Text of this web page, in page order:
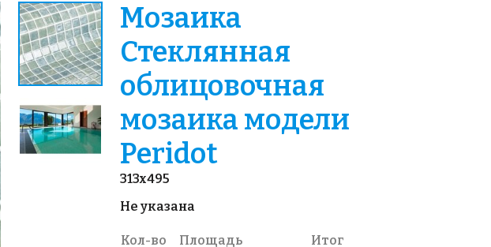
Мозаика
Стеклянная
облицовочная
мозаика модели
Peridot
313x495
Не указана
Кол-во Площадь Итог